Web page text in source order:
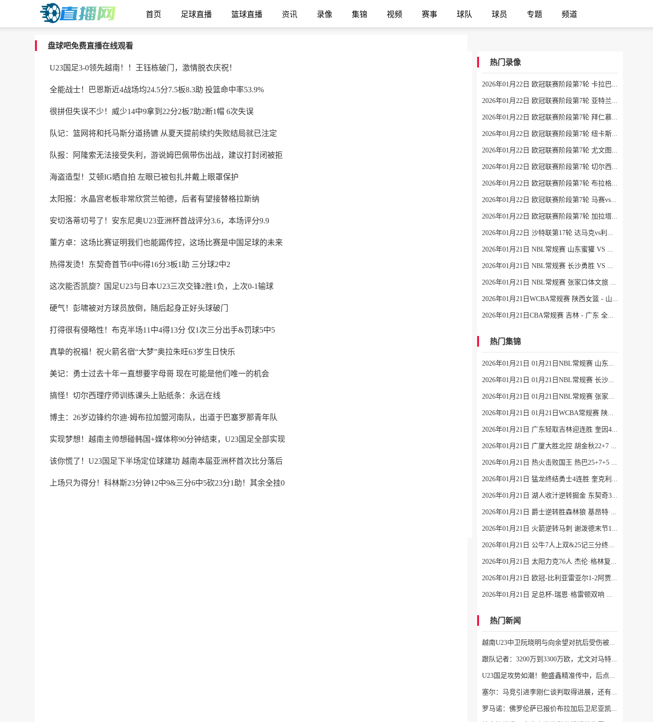
首页 足球直播 篮球直播 资讯 录像 集锦 视频 赛事 球队 球员 专题 频道
盘球吧免费直播在线观看
U23国足3-0领先越南！！王钰栋破门，激情脱衣庆祝！
全能战士！巴恩斯近4战场均24.5分7.5板8.3助 投篮命中率53.9%
很拼但失误不少！威少14中9拿到22分2板7助2断1帽 6次失误
队记：篮网将和托马斯分道扬镳 从夏天提前续约失败结局就已注定
队报：阿隆索无法接受失利，游说姆巴佩带伤出战，建议打封闭被拒
海盗造型！艾顿IG晒自拍 左眼已被包扎并戴上眼罩保护
太阳报：水晶宫老板非常欣赏兰帕德，后者有望接替格拉斯纳
安切洛蒂切号了！安东尼奥U23亚洲杯首战评分3.6，本场评分9.9
董方卓：这场比赛证明我们也能踢传控，这场比赛是中国足球的未来
热得发烫！东契奇首节6中6得16分3板1助 三分球2中2
这次能否凯旋？国足U23与日本U23三次交锋2胜1负，上次0-1输球
硬气！彭啸被对方球员放倒，随后起身正好头球破门
打得很有侵略性！布克半场11中4得13分 仅1次三分出手&罚球5中5
真挚的祝福！祝火箭名宿“大梦”奥拉朱旺63岁生日快乐
美记：勇士过去十年一直想要字母哥 现在可能是他们唯一的机会
搞怪！切尔西理疗师训练课头上贴纸条：永远在线
博主：26岁边锋约尔迪·姆布拉加盟河南队，出道于巴塞罗那青年队
实现梦想！越南主帅想碰韩国+媒体称90分钟结束，U23国足全部实现
该你慌了！U23国足下半场定位球建功 越南本届亚洲杯首次比分落后
上场只为得分！科林斯23分钟12中9&三分6中5砍23分1助！其余全挂0
热门录像
2026年01月22日 欧冠联赛阶段第7轮 卡拉巴赫vs法兰克福 全场录像
2026年01月22日 欧冠联赛阶段第7轮 亚特兰大vs毕尔巴鄂竞技 全场录像
2026年01月22日 欧冠联赛阶段第7轮 拜仁慕尼黑vs圣吉罗斯 全场录像
2026年01月22日 欧冠联赛阶段第7轮 纽卡斯尔联vs埃因霍温 全场录像
2026年01月22日 欧冠联赛阶段第7轮 尤文图斯vs本菲卡 全场录像
2026年01月22日 欧冠联赛阶段第7轮 切尔西vs帕福斯 全场录像
2026年01月22日 欧冠联赛阶段第7轮 布拉格斯拉维亚vs巴塞罗那 全场录像
2026年01月22日 欧冠联赛阶段第7轮 马赛vs利物浦 全场录像
2026年01月22日 欧冠联赛阶段第7轮 加拉塔萨雷vs马德里竞技 全场录像
2026年01月22日 沙特联第17轮 达马克vs利雅得胜利 全场录像
2026年01月21日 NBL常规赛 山东蜜獾 VS 焦作文旅 全场录像
2026年01月21日 NBL常规赛 长沙勇胜 VS 江西鲸裕清酒 全场录像
2026年01月21日 NBL常规赛 张家口体文旅 VS 湖北文旅 全场录像
2026年01月21日WCBA常规赛 陕西女篮 - 山东女篮 全场录像
2026年01月21日CBA常规赛 吉林 - 广东 全场录像
热门集锦
2026年01月21日 01月21日NBL常规赛 山东蜜獾 94 - 101 焦作文旅 全场集锦
2026年01月21日 01月21日NBL常规赛 长沙勇胜 96 - 108 江西鲸裕清酒 全场集锦
2026年01月21日 01月21日NBL常规赛 张家口体文旅 75 - 97 湖北文旅 全场集锦
2026年01月21日 01月21日WCBA常规赛 陕西女篮 77 - 103 山东女篮 全场集锦
2026年01月21日 广东轻取吉林迎连胜 奎因42+7+8 徐杰15+6 姜伟泽27分
2026年01月21日 广厦大胜北控 胡金秋22+7 布朗26+6 廖三宁9中3
2026年01月21日 热火击败国王 热巴25+7+5 威少22+6+6失误 德罗赞两度引冲突
2026年01月21日 猛龙终结勇士4连胜 奎克利平最高40分 库里16中6 库明加20分
2026年01月21日 湖人收汁逆转掘金 东契奇38+13+10 老詹准三双 穆雷下半场2分
2026年01月21日 爵士逆转胜森林狼 基昂特·乔治生涯新高43分 爱德华兹38+8
2026年01月21日 火箭逆转马刺 谢泼德末节12分 申京准三双&KD18+7 文班21中5
2026年01月21日 公牛7人上双&25记三分终结快船6连胜 哈登25中9 科林斯23分
2026年01月21日 太阳力克76人 杰伦·格林复出12分 布克27分 马克西25中7
2026年01月21日 欧冠-比利亚雷亚尔1-2阿贾克斯 7轮不胜仅积1分列倒数第二
2026年01月21日 足总杯-瑞恩·格雷顿双响 索尔福德城3-2斯文登晋级将战曼城
热门新闻
越南U23中卫阮晓明与向余望对抗后受伤被换下，阮德英替补登场
跟队记者：3200万到3300万欧，尤文对马特塔的第二份报价仍遭拒绝
U23国足攻势如潮！鲍盛鑫精准传中，后点的杨希没有顶到皮球
塞尔：马竞引进李刚仁谈判取得进展，还有意埃德森和若昂·戈麦斯
罗马诺：佛罗伦萨已报价布拉加后卫尼亚凯特，方案租借+买断选项